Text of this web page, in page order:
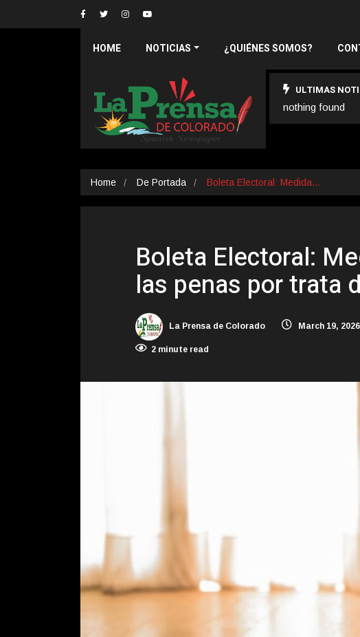
HOME NOTICIAS ¿QUIÉNES SOMOS?
ULTIMAS
nothing found
Home De Portada Boleta Electoral: Medida…
Boleta Electoral:
las penas por trata
La Prensa de Colorado March 19, 2026
2 minute read